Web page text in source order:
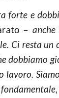
forte e
–
Ci resta un
dobbiamo
lavoro.